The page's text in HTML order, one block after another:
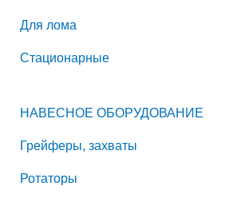
Для лома
Стационарные
НАВЕСНОЕ ОБОРУДОВАНИЕ
Грейферы, захваты
Ротаторы